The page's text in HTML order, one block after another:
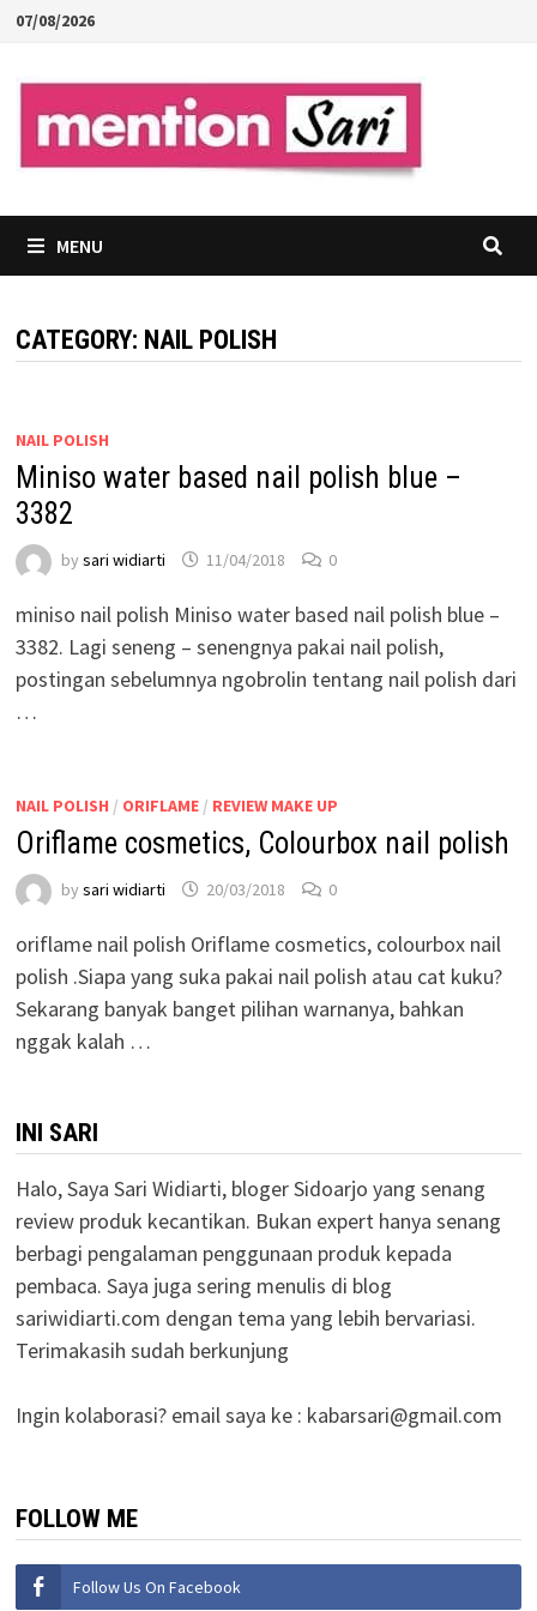
Skip
content
07/08/2026
MENU
CATEGORY: NAIL POLISH
NAIL POLISH
Miniso water based nail polish blue –
3382
by sari widiarti 11/04/2018 0
miniso nail polish Miniso water based nail polish blue –
3382. Lagi seneng – senengnya pakai nail polish,
postingan sebelumnya ngobrolin tentang nail polish dari
…
NAIL POLISH / ORIFLAME/ REVIEW MAKE UP
Oriflame cosmetics, Colourbox nail polish
by sari widiarti 20/03/2018 0
oriflame nail polish Oriflame cosmetics, colourbox nail
polish .Siapa yang suka pakai nail polish atau cat kuku?
Sekarang banyak banget pilihan warnanya, bahkan
nggak kalah …
INI SARI
Halo, Saya Sari Widiarti, bloger Sidoarjo yang senang
review produk kecantikan. Bukan expert hanya senang
berbagi pengalaman penggunaan produk kepada
pembaca. Saya juga sering menulis di blog
sariwidiarti.com dengan tema yang lebih bervariasi.
Terimakasih sudah berkunjung
Ingin kolaborasi? email saya ke : kabarsari@gmail.com
FOLLOW ME
Follow Us On Facebook